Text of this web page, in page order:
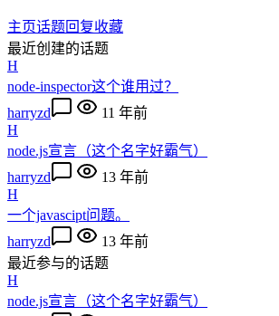
主页话题回复收藏
最近创建的话题
H
node-inspector这个谁用过？
harryzd
11 年前
H
node.js宣言（这个名字好霸气）
harryzd
13 年前
H
一个javascipt问题。
harryzd
13 年前
最近参与的话题
H
node.js宣言（这个名字好霸气）